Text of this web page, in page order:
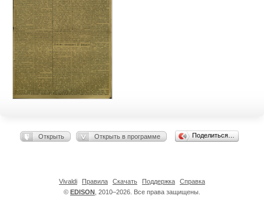
Открыть Открыть в программе Поделиться…
© EDISON , 2010–2026. Все права защищены.
Vivaldi Правила Скачать Поддержка Справка